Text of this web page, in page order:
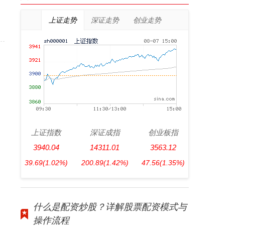
上证走势 深证走势 创业走势
上证指数
3940.04
39.69(1.02%)
深证成指
14311.01
200.89(1.42%)
创业板指
3563.12
47.56(1.35%)
什么是配资炒股？详解股票配资模式与
操作流程